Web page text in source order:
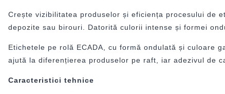
Crește vizibilitatea produselor și eficiența procesului de
depozite sau birouri. Datorită culorii intense și formei
Etichetele pe rolă ECADA , cu formă ondulată și culoare
ajută la diferențierea produselor pe raft, iar adezivul de
Caracteristici tehnice